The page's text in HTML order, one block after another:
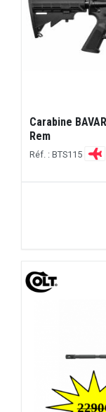
Carabine
Rem
Réf. : BTS115